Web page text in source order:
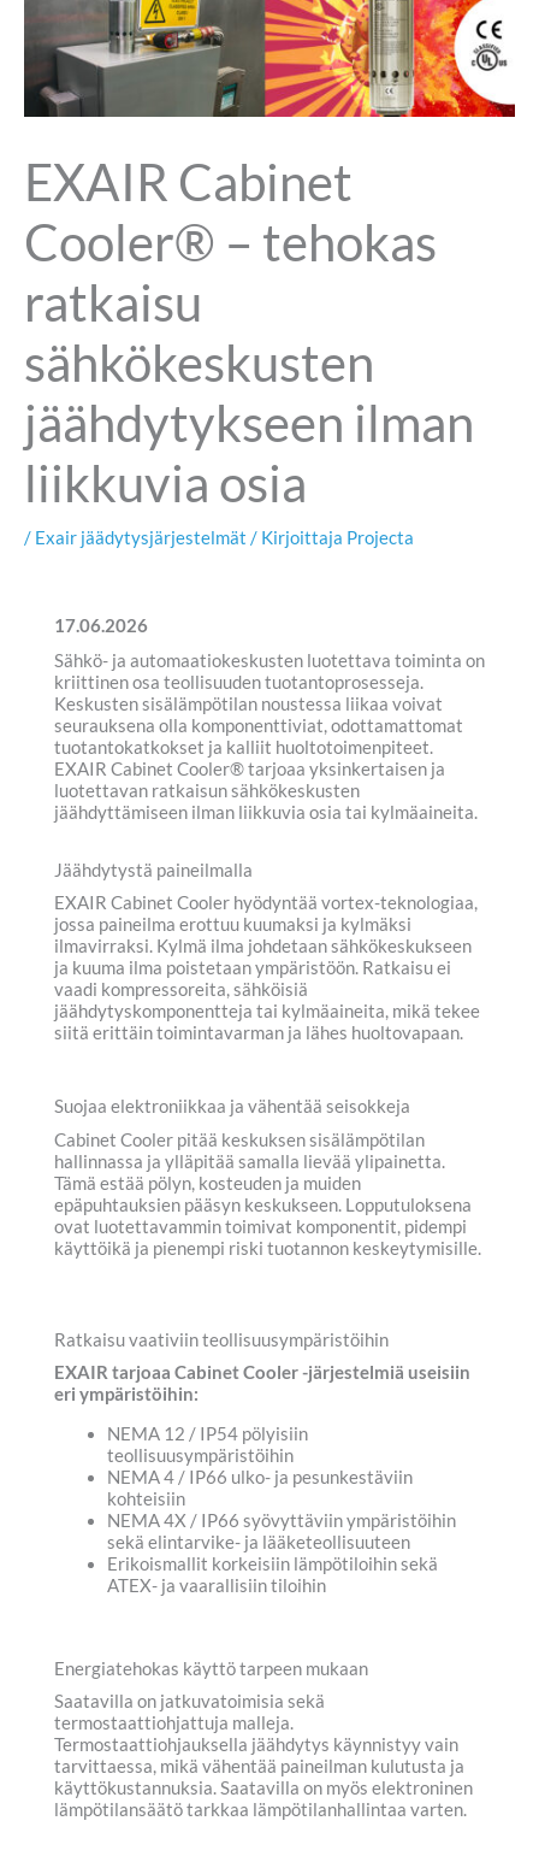
EXAIR Cabinet
Cooler® – tehokas
ratkaisu
sähkökeskusten
jäähdytykseen ilman
liikkuvia osia
/ Exair jäädytysjärjestelmät / Kirjoittaja Projecta
17.06.2026
Sähkö- ja automaatiokeskusten luotettava toiminta on
kriittinen osa teollisuuden tuotantoprosesseja.
Keskusten sisälämpötilan noustessa liikaa voivat
seurauksena olla komponenttiviat, odottamattomat
tuotantokatkokset ja kalliit huoltotoimenpiteet.
EXAIR Cabinet Cooler® tarjoaa yksinkertaisen ja
luotettavan ratkaisun sähkökeskusten
jäähdyttämiseen ilman liikkuvia osia tai kylmäaineita.
Jäähdytystä paineilmalla
EXAIR Cabinet Cooler hyödyntää vortex-teknologiaa,
jossa paineilma erottuu kuumaksi ja kylmäksi
ilmavirraksi. Kylmä ilma johdetaan sähkökeskukseen
ja kuuma ilma poistetaan ympäristöön. Ratkaisu ei
vaadi kompressoreita, sähköisiä
jäähdytyskomponentteja tai kylmäaineita, mikä tekee
siitä erittäin toimintavarman ja lähes huoltovapaan.
Suojaa elektroniikkaa ja vähentää seisokkeja
Cabinet Cooler pitää keskuksen sisälämpötilan
hallinnassa ja ylläpitää samalla lievää ylipainetta.
Tämä estää pölyn, kosteuden ja muiden
epäpuhtauksien pääsyn keskukseen. Lopputuloksena
ovat luotettavammin toimivat komponentit, pidempi
käyttöikä ja pienempi riski tuotannon keskeytymisille.
Ratkaisu vaativiin teollisuusympäristöihin
EXAIR tarjoaa Cabinet Cooler -järjestelmiä useisiin
eri ympäristöihin:
NEMA 12 / IP54 pölyisiin
teollisuusympäristöihin
NEMA 4 / IP66 ulko- ja pesunkestäviin
kohteisiin
NEMA 4X / IP66 syövyttäviin ympäristöihin
sekä elintarvike- ja lääketeollisuuteen
Erikoismallit korkeisiin lämpötiloihin sekä
ATEX- ja vaarallisiin tiloihin
Energiatehokas käyttö tarpeen mukaan
Saatavilla on jatkuvatoimisia sekä
termostaattiohjattuja malleja.
Termostaattiohjauksella jäähdytys käynnistyy vain
tarvittaessa, mikä vähentää paineilman kulutusta ja
käyttökustannuksia. Saatavilla on myös elektroninen
lämpötilansäätö tarkkaa lämpötilanhallintaa varten.